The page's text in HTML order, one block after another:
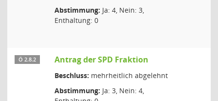
Abstimmung: Ja: 4, Nein: 3,
Enthaltung: 0
Ö 2.8.2 Antrag der SPD Fraktion
Beschluss: mehrheitlich abgelehnt
Abstimmung: Ja: 3, Nein: 4,